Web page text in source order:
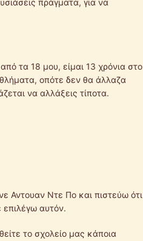
πράγματα, για να
τα 18 μου, είμαι 13 χρόνια στο
οπότε δεν θα άλλαζα
να αλλάξεις τίποτα.
Αντουαν Ντε Πο και πιστεύω ότι
αυτόν.
το σχολείο μας κάποια